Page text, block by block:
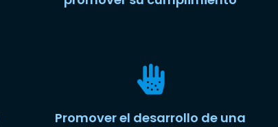
Promover el desarrollo de una